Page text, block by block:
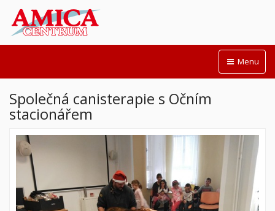
Menu
Společná canisterapie s Očním
stacionářem